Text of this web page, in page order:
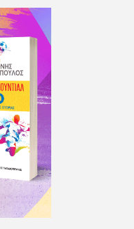
είχε κάποιες
γέλιο στους φίλους
κανονικά στα σύνορα
του, την
έφερε σε δύσκολη
στο
στην Ελλάδα το 1998,
να πει όχι), και
κι έμειναν και
πλέον εργάζεται
και στη
περισσότερο
εαυτό του τυχερό
τους μεγαλύτερους
αλλά θαυμάζει όσους
από πολλούς
ότι δεν έχει
άνθρωποι που